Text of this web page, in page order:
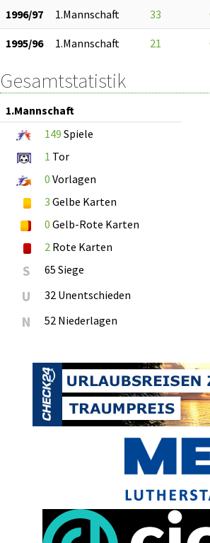
1996/97 1.Mannschaft 33
1995/96 1.Mannschaft 21
Gesamtstatistik
1.Mannschaft
149 Spiele
1 Tor
0 Vorlagen
3 Gelbe Karten
0 Gelb-Rote Karten
2 Rote Karten
S 65 Siege
U 32 Unentschieden
N 52 Niederlagen